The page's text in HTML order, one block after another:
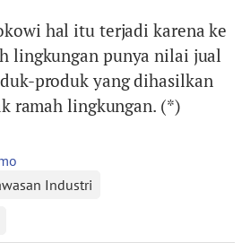
hal itu terjadi karena ke
lingkungan punya nilai jual
produk yang dihasilkan
ramah lingkungan. (*)
Industri